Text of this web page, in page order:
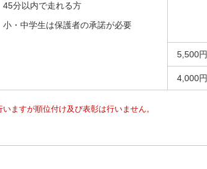
45分以内で走れる方
小・中学生は保護者の承諾が必要
5,500円
4,000円
ますが順位付け及び表彰は行いません。